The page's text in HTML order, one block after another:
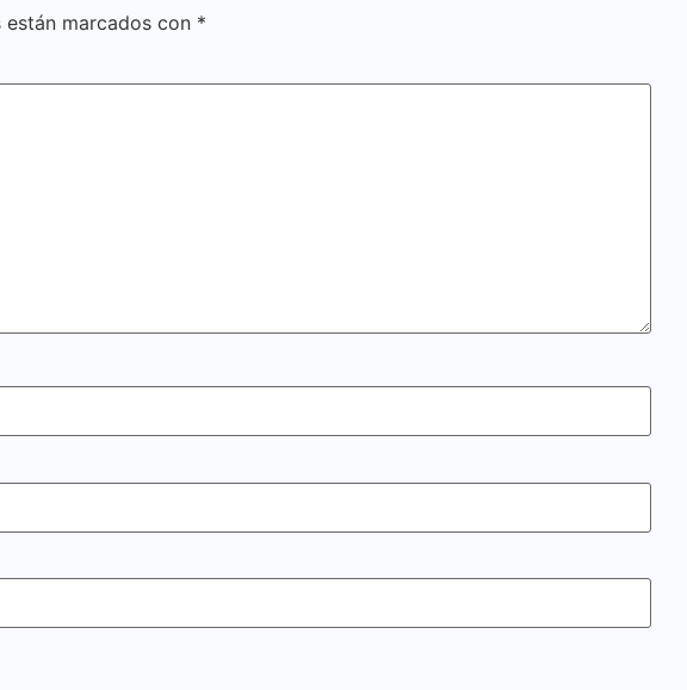
marcados con *